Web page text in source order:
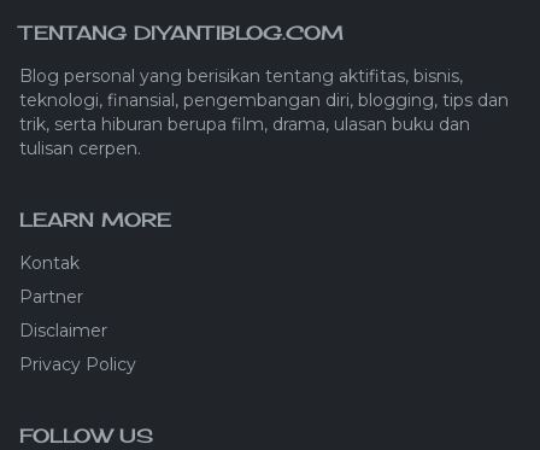
TENTANG DIYANTIBLOG.COM
Blog personal yang berisikan tentang aktifitas, bisnis,
teknologi, finansial, pengembangan diri, blogging, tips dan
trik, serta hiburan berupa film, drama, ulasan buku dan
tulisan cerpen.
LEARN MORE
Kontak
Partner
Disclaimer
Privacy Policy
FOLLOW US